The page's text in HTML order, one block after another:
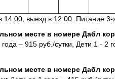
14:00, выезд в 12:00. Питание
месте в номере Дабл
– 915 руб./сутки, Дети 1 - 2
месте в номере Дабл